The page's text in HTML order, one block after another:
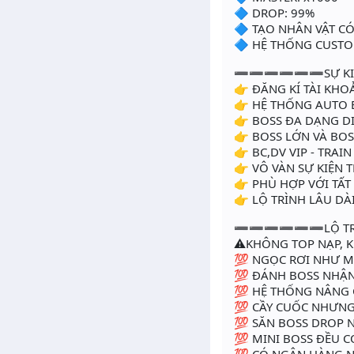
🔷 DROP: 99%
🔷 TẠO NHÂN VẬT
🔷 HỆ THỐNG
➖➖➖➖➖➖SỰ
👉 ĐĂNG KÍ TÀI
👉 HỆ THỐNG AUTO
👉 BOSS ĐA DẠNG
👉 BOSS LỚN VÀ
👉 BC,DV VIP -
👉 VÔ VÀN SỰ KIỆN
👉 PHÙ HỢP VỚI TẤT
👉 LỘ TRÌNH LÂU
➖➖➖➖➖➖LỘ
⚠KHÔNG TOP NẠP,
💯 NGỌC RƠI NHƯ
💯 ĐÁNH BOSS
💯 HỆ THỐNG NÂNG
💯 CẦY CUỐC
💯 SĂN BOSS DROP
💯 MINI BOSS ĐỀU